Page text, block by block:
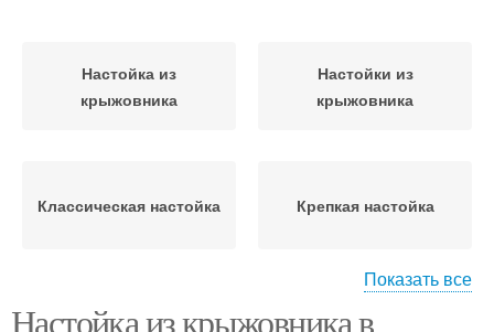
Настойка из
крыжовника
Настойки из
крыжовника
Классическая настойка Крепкая настойка
Настойка на
Настойка из малины
Показать все
Настойка из крыжовника в